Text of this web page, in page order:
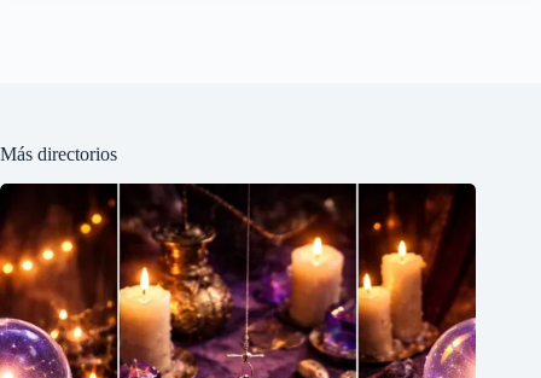
Más directorios